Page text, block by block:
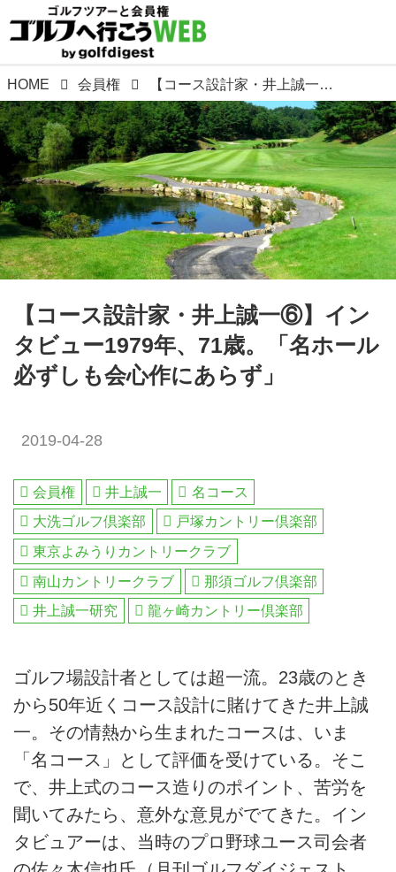
HOME 会員権 【コース設計家・井上誠一⑥】インタビュー1979年、71歳。「名ホール必ずしも会心作にあらず」
【コース設計家・井上誠一⑥】イン
タビュー1979年、71歳。「名ホール
必ずしも会心作にあらず」
2019-04-28
会員権 井上誠一
名コース
大洗ゴルフ倶楽部
戸塚カントリー倶楽部
東京よみうりカントリークラブ
南山カントリークラブ
那須ゴルフ倶楽部
井上誠一研究
龍ヶ崎カントリー倶楽部
ゴルフ場設計者としては超一流。23歳のとき
から50年近くコース設計に賭けてきた井上誠
一。その情熱から生まれたコースは、いま
「名コース」として評価を受けている。そこ
で、井上式のコース造りのポイント、苦労を
聞いてみたら、意外な意見がでてきた。イン
タビュアーは、当時のプロ野球ユース司会者